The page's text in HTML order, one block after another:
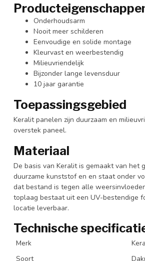
Onderhoudsarm
Nooit meer schilderen
Eenvoudige en solide montage
Kleurvast en weerbestendig
Milieuvriendelijk
Bijzonder lange levensduur
10 jaar garantie
Toepassingsgebied
Keralit panelen zijn duurzaam en
overstek paneel.
Materiaal
De basis van Keralit is gemaakt van
duurzame kunststof en en staat onder
dat bestand is tegen alle
toplaag bestaat uit een UV-bestendige
locatie leverbaar.
Technische
Merk
Soort